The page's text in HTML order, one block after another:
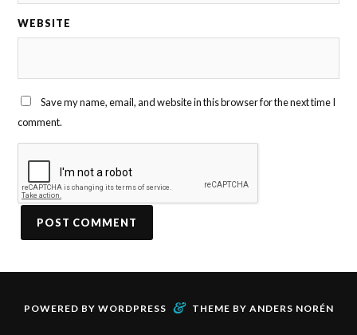
WEBSITE
Save my name, email, and website in this browser for the next time I
comment.
POWERED BY WORDPRESS & THEME BY ANDERS NORÉN